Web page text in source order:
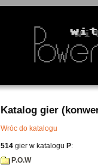
Katalog gier
Wróc do katalogu
514 gier w katalogu P:
P.O.W